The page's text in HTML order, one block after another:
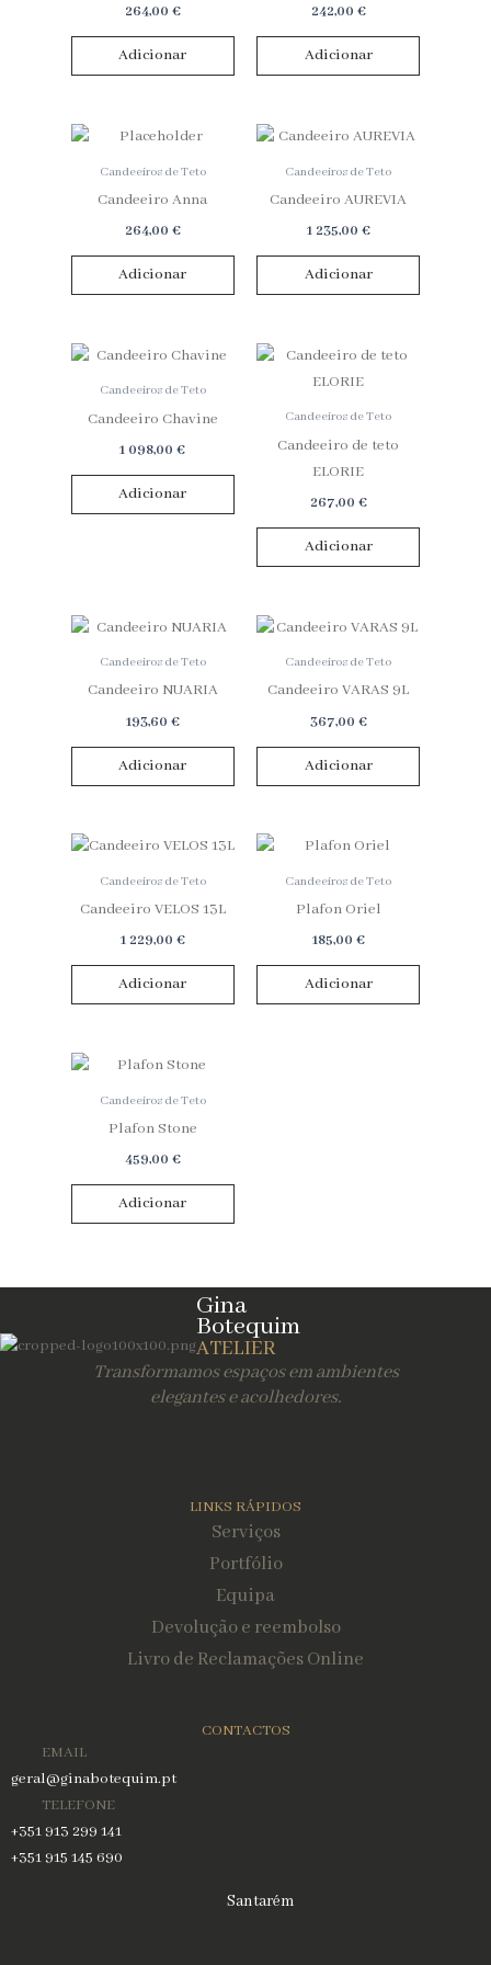
264,00 €
Adicionar
242,00 €
Adicionar
Candeeiros de Teto
Candeeiro Anna
264,00 €
Adicionar
Candeeiros de Teto
Candeeiro AUREVIA
1 235,00 €
Adicionar
Candeeiros de Teto
Candeeiro Chavine
1 098,00€
Adicionar
Candeeiros de Teto
Candeeiro de teto
ELORIE
267,00 €
Adicionar
Candeeiros de Teto
Candeeiro NUARIA
193,60 €
Adicionar
Candeeiros de Teto
Candeeiro VARAS 9L
367,00 €
Adicionar
Candeeiros de Teto
Candeeiro VELOS 13L
1 229,00 €
Adicionar
Candeeiros de Teto
Plafon Oriel
185,00 €
Adicionar
Candeeiros de Teto
Plafon Stone
459,00 €
Adicionar
Gina
Botequim
ATELIER
Transformamos espaços em ambientes
elegantes e acolhedores.
LINKS RÁPIDOS
Serviços
Portfólio
Equipa
Devolução e reembolso
Livro de Reclamações Online
CONTACTOS
EMAIL
geral@ginabotequim.pt
TELEFONE
+351 913 299 141
+351 915 145 690
Santarém